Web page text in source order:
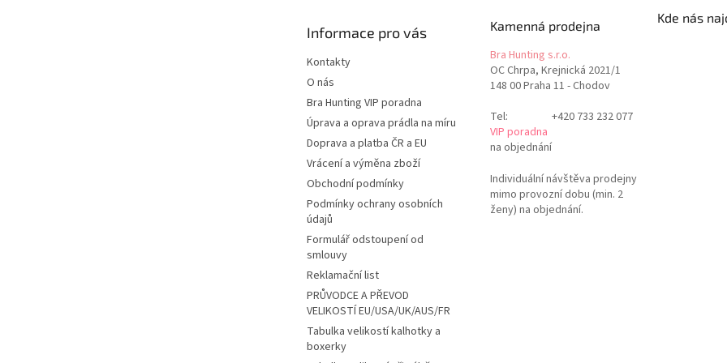
Informace pro vás
Kontakty
O nás
Bra Hunting VIP poradna
Úprava a oprava prádla na míru
Doprava a platba ČR a EU
Vrácení a výměna zboží
Obchodní podmínky
Podmínky ochrany osobních
údajů
Formulář odstoupení od
smlouvy
Reklamační list
PRŮVODCE A PŘEVOD
VELIKOSTÍ EU/USA/UK/AUS/FR
Tabulka velikostí kalhotky a
boxerky
Kamenná prodejna
Bra Hunting s.r.o.
OC Chrpa, Krejnická 2021/1
148 00 Praha 11 - Chodov
Tel:
+420 733 232 077
VIP poradna
na objednání
Individuální návštěva prodejny
mimo provozní dobu (min. 2
ženy) na objednání.
Kde nás